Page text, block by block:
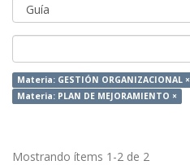
Materia: GESTIÓN ORGANIZACIONAL ×
Materia: PLAN DE MEJORAMIENTO ×
Mostrando ítems 1-2 de 2